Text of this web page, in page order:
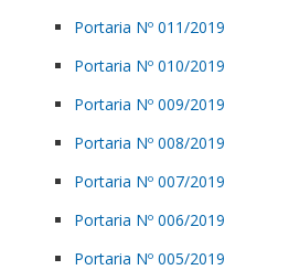
Portaria Nº 011/2019
Portaria Nº 010/2019
Portaria Nº 009/2019
Portaria Nº 008/2019
Portaria Nº 007/2019
Portaria Nº 006/2019
Portaria Nº 005/2019